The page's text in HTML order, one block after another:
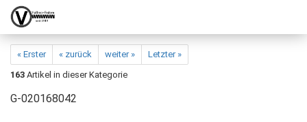
« Erster « zurück weiter »
Letzter »
163 Artikel in dieser Kategorie
G-020168042